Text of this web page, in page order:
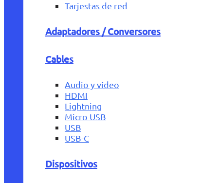
Tarjestas de red
Adaptadores / Conversores
Cables
Audio y vídeo
HDMI
Lightning
Micro USB
USB
USB-C
Dispositivos